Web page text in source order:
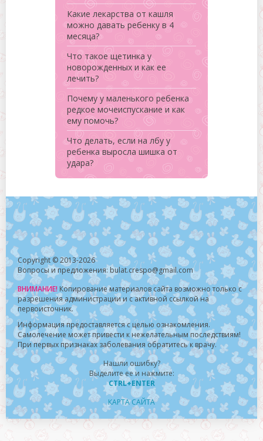
Какие лекарства от кашля
можно давать ребенку в 4
месяца?
Что такое щетинка у
новорожденных и как ее
лечить?
Почему у маленького ребенка
редкое мочеиспускание и как
ему помочь?
Что делать, если на лбу у
ребенка выросла шишка от
удара?
Copyright © 2013-2026
Вопросы и предложения: bulat.crespo@gmail.com
ВНИМАНИЕ! Копирование материалов сайта возможно только с
разрешения администрации и с активной ссылкой на
первоисточник.
Информация предоставляется с целью ознакомления.
Самолечение может привести к нежелательным последствиям!
При первых признаках заболевания обратитесь к врачу.
Нашли ошибку?
Выделите ее и нажмите:
CTRL+ENTER
КАРТА САЙТА